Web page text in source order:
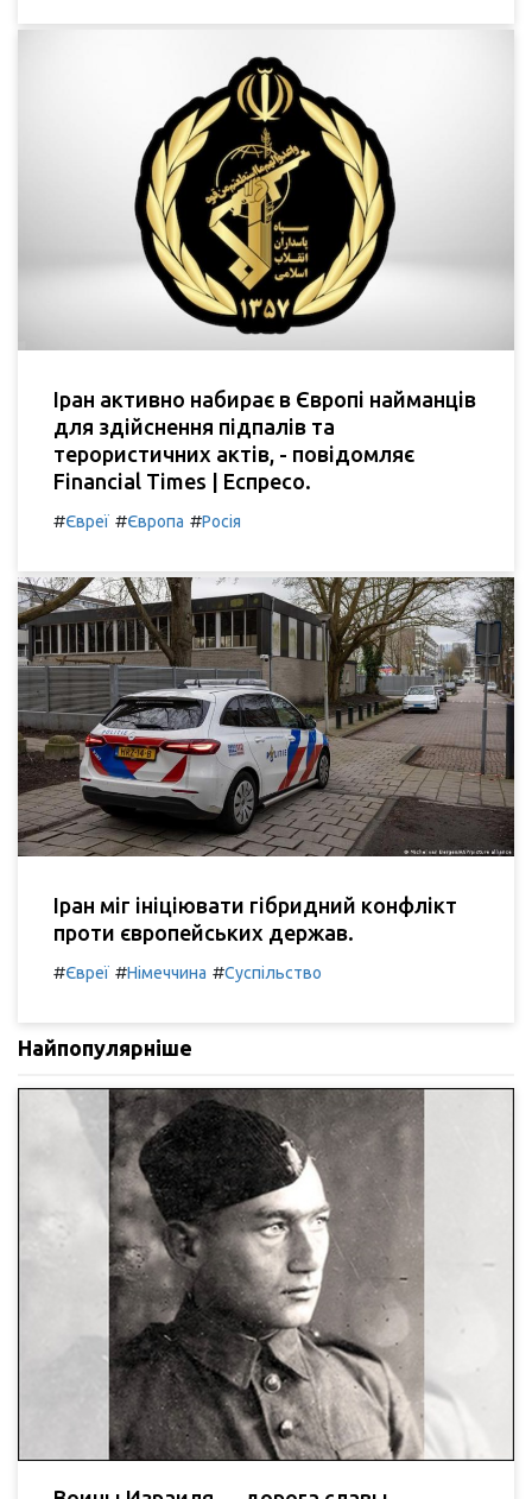
Іран активно набирає в Європі найманців
для здійснення підпалів та
терористичних актів, - повідомляє
Financial Times | Еспресо.
#Євреї #Європа #Росія
Іран міг ініціювати гібридний конфлікт
проти європейських держав.
#Євреї #Німеччина #Суспільство
Найпопулярніше